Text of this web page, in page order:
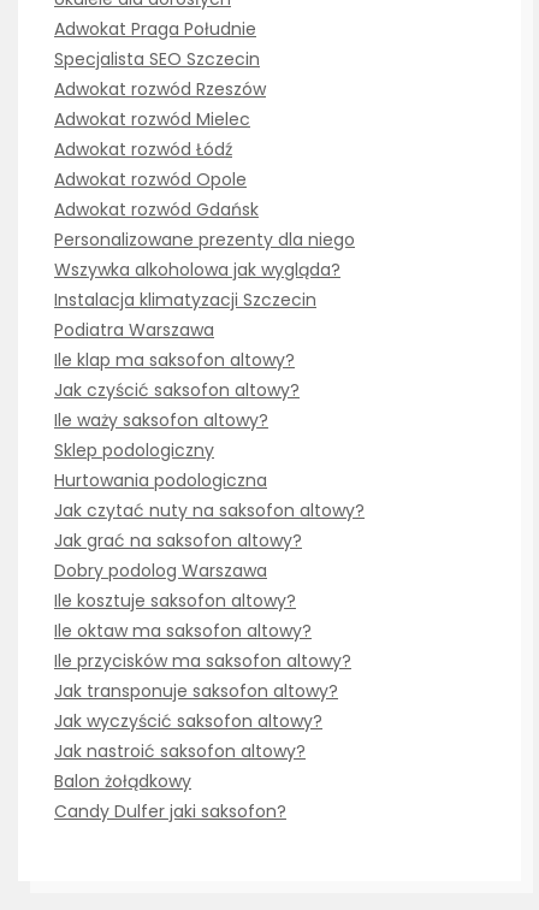
Adwokat Praga Południe
Specjalista SEO Szczecin
Adwokat rozwód Rzeszów
Adwokat rozwód Mielec
Adwokat rozwód Łódź
Adwokat rozwód Opole
Adwokat rozwód Gdańsk
Personalizowane prezenty dla niego
Wszywka alkoholowa jak wygląda?
Instalacja klimatyzacji Szczecin
Podiatra Warszawa
Ile klap ma saksofon altowy?
Jak czyścić saksofon altowy?
Ile waży saksofon altowy?
Sklep podologiczny
Hurtowania podologiczna
Jak czytać nuty na saksofon altowy?
Jak grać na saksofon altowy?
Dobry podolog Warszawa
Ile kosztuje saksofon altowy?
Ile oktaw ma saksofon altowy?
Ile przycisków ma saksofon altowy?
Jak transponuje saksofon altowy?
Jak wyczyścić saksofon altowy?
Jak nastroić saksofon altowy?
Balon żołądkowy
Candy Dulfer jaki saksofon?